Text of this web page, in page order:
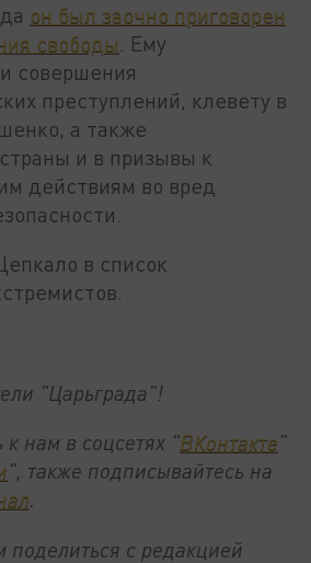
он был заочно приговорен
свободы . Ему
совершения
преступлений, клевету в
а также
и в призывы к
действиям во вред
в список
"Царьграда"!
нам в соцсетях "ВКонтакте"
", также подписывайтесь на
.
поделиться с редакцией